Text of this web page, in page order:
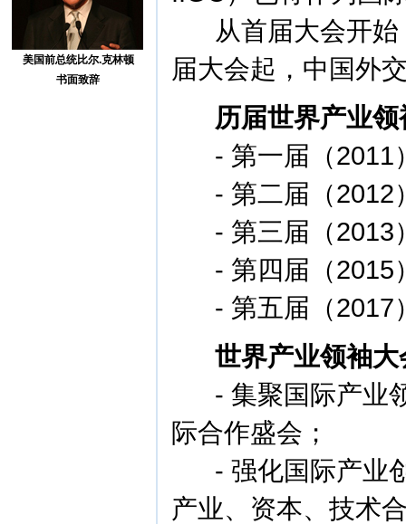
美国前总统比尔.克林顿
书面致辞
从首届大会开始
届大会起，中国外
历届世界产业
- 第一届（2011
- 第二届（2012
- 第三届（2013
- 第四届（2015
- 第五届（2017
世界产业领袖
- 集聚国际产业领
际合作盛会；
- 强化国际产业创
产业、资本、技术